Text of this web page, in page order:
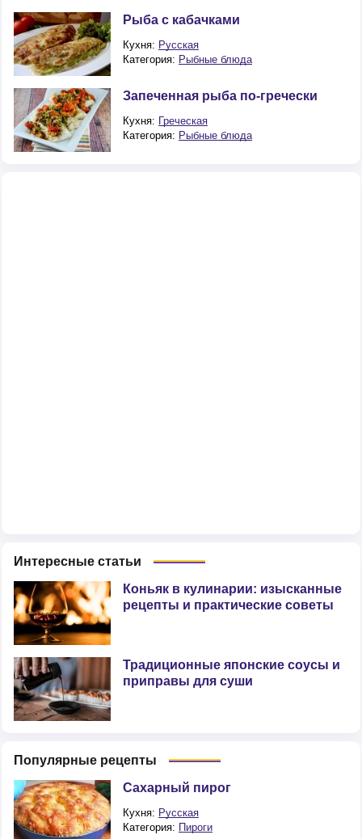
Рыба с кабачками
Кухня: Русская
Категория: Рыбные блюда
Запеченная рыба по-гречески
Кухня: Греческая
Категория: Рыбные блюда
Интересные статьи
Коньяк в кулинарии: изысканные
рецепты и практические советы
Традиционные японские соусы и
приправы для суши
Популярные рецепты
Сахарный пирог
Кухня: Русская
Категория: Пироги